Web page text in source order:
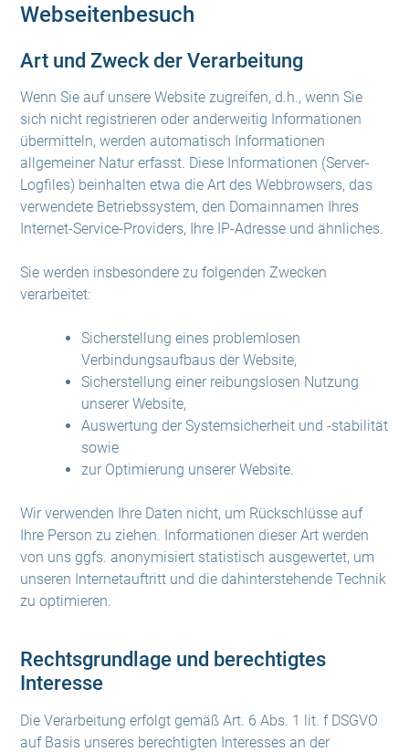
Webseitenbesuch
Art und Zweck der Verarbeitung
Wenn Sie auf unsere Website zugreifen, d.h., wenn Sie
sich nicht registrieren oder anderweitig Informationen
übermitteln, werden automatisch Informationen
allgemeiner Natur erfasst. Diese Informationen (Server-
Logfiles) beinhalten etwa die Art des Webbrowsers, das
verwendete Betriebssystem, den Domainnamen Ihres
Internet-Service-Providers, Ihre IP-Adresse und ähnliches.
Sie werden insbesondere zu folgenden Zwecken
verarbeitet:
Sicherstellung eines problemlosen
Verbindungsaufbaus der Website,
Sicherstellung einer reibungslosen Nutzung
unserer Website,
Auswertung der Systemsicherheit und -stabilität
sowie
zur Optimierung unserer Website.
Wir verwenden Ihre Daten nicht, um Rückschlüsse auf
Ihre Person zu ziehen. Informationen dieser Art werden
von uns ggfs. anonymisiert statistisch ausgewertet, um
unseren Internetauftritt und die dahinterstehende Technik
zu optimieren.
Rechtsgrundlage und berechtigtes
Interesse
Die Verarbeitung erfolgt gemäß Art. 6 Abs. 1 lit. f DSGVO
auf Basis unseres berechtigten Interesses an der